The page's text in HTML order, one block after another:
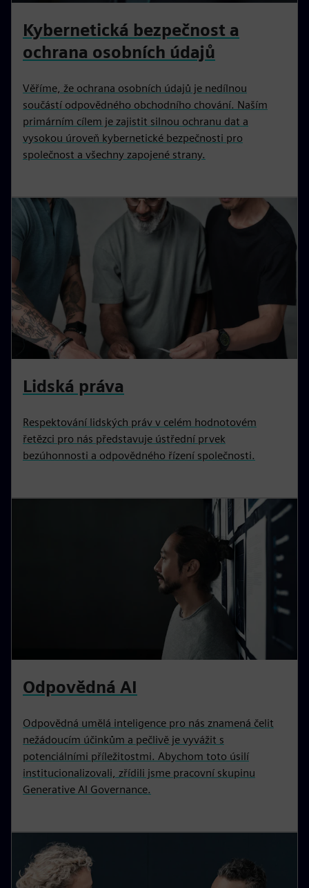
Kybernetická bezpečnost a
ochrana osobních údajů
Věříme, že ochrana osobních údajů je nedílnou
součástí odpovědného obchodního chování. Naším
primárním cílem je zajistit silnou ochranu dat a
vysokou úroveň kybernetické bezpečnosti pro
společnost a všechny zapojené strany.
Lidská práva
Respektování lidských práv v celém hodnotovém
řetězci pro nás představuje ústřední prvek
bezúhonnosti a odpovědného řízení společnosti.
Odpovědná AI
Odpovědná umělá inteligence pro nás znamená čelit
nežádoucím účinkům a pečlivě je vyvážit s
potenciálními příležitostmi. Abychom toto úsilí
institucionalizovali, zřídili jsme pracovní skupinu
Generative AI Governance.